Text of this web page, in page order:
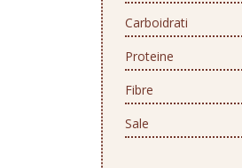
Carboidrati
Proteine
Fibre
Sale